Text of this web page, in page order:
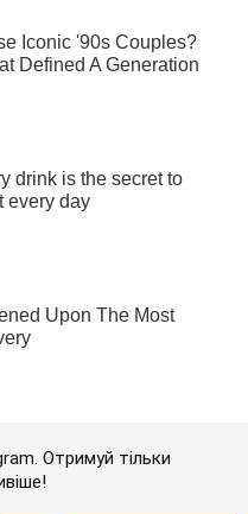
Отримуй тільки